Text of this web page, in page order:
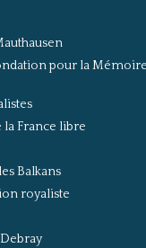
pour la
la France libre
Balkans
royaliste